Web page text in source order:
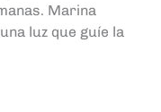
Marina
luz que guíe la